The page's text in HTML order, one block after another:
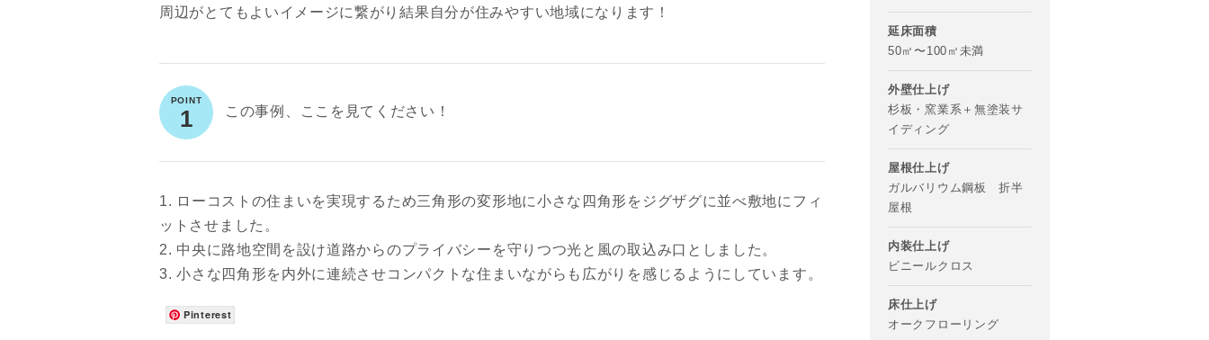
周辺がとてもよいイメージに繋がり結果自分が住みやすい地域になります！
1 この事例、ここを見てください！
1. ローコストの住まいを実現するため三角形の変形地に小さな四角形をジグザグに並べ敷地にフィ
ットさせました。
2. 中央に路地空間を設け道路からのプライバシーを守りつつ光と風の取込み口としました。
3. 小さな四角形を内外に連続させコンパクトな住まいながらも広がりを感じるようにしています。
Pinterest
延床面積
50㎡〜100㎡未満
外壁仕上げ
杉板・窯業系＋無塗装サ
イディング
屋根仕上げ
ガルバリウム鋼板 折半
屋根
内装仕上げ
ビニールクロス
床仕上げ
オークフローリング